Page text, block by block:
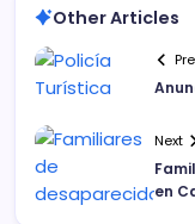
Other Articles
Next
en